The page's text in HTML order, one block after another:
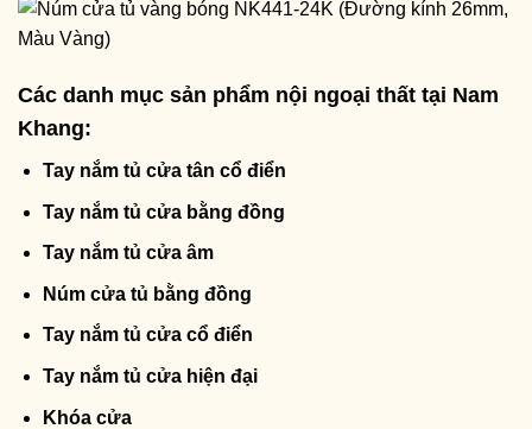
Các danh mục sản phẩm nội ngoại thất tại Nam
Khang:
Tay nắm tủ cửa tân cổ điển
Tay nắm tủ cửa bằng đồng
Tay nắm tủ cửa âm
Núm cửa tủ bằng đồng
Tay nắm tủ cửa cổ điển
Tay nắm tủ cửa hiện đại
Khóa cửa